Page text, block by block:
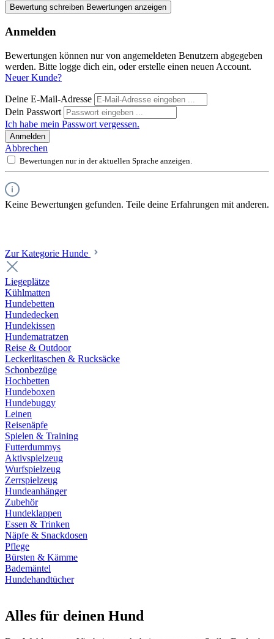
Bewertung schreiben Bewertungen anzeigen
Anmelden
Bewertungen können nur von angemeldeten Benutzern abgegeben
werden. Bitte logge dich ein, oder erstelle einen neuen Account.
Neuer Kunde?
Deine E-Mail-Adresse
Dein Passwort
Ich habe mein Passwort vergessen.
Anmelden
Abbrechen
Bewertungen nur in der aktuellen Sprache anzeigen.
Keine Bewertungen gefunden. Teile deine Erfahrungen mit anderen.
Zur Kategorie Hunde
Liegeplätze
Kühlmatten
Hundebetten
Hundedecken
Hundekissen
Hundematratzen
Reise & Outdoor
Leckerlitaschen & Rucksäcke
Schonbezüge
Hochbetten
Hundeboxen
Hundebuggy
Leinen
Reisenäpfe
Spielen & Training
Futterdummys
Aktivspielzeug
Wurfspielzeug
Zerrspielzeug
Hundeanhänger
Zubehör
Hundeklappen
Essen & Trinken
Näpfe & Snackdosen
Pflege
Bürsten & Kämme
Bademäntel
Hundehandtücher
Alles für deinen Hund